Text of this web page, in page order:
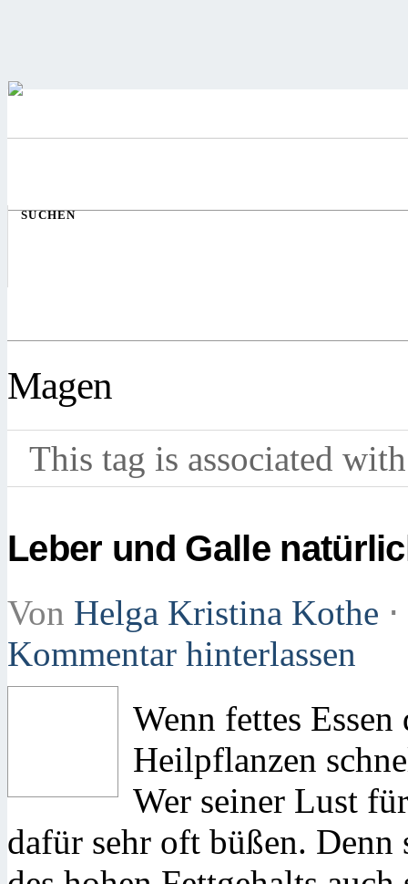
SUCHEN
Magen
This tag is associated
Leber und Galle
Von Helga Kristina Kothe ⋅
Kommentar hinterlassen
Wenn fettes
Heilpflanzen
Wer seiner Lust
dafür sehr oft büßen. Denn